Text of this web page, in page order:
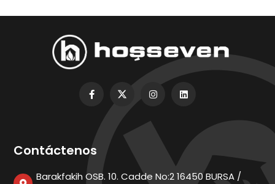
Contáctenos
Barakfakih OSB. 10. Cadde No:2 16450 BURSA /